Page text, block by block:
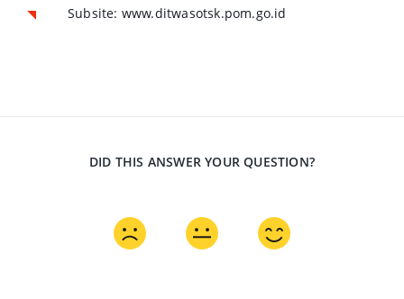
Subsite: www.ditwasotsk.pom.go.id
DID THIS ANSWER YOUR QUESTION?